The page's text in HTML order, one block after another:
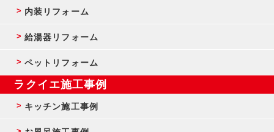
内装リフォーム
給湯器リフォーム
ペットリフォーム
ラクイエ施工事例
キッチン施工事例